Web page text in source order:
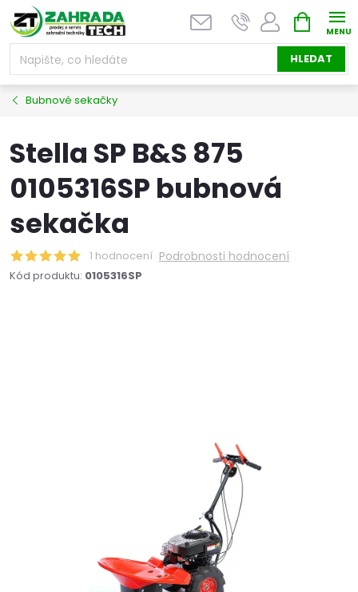
Přejít
na
obsah
HLEDAT
NÁKUPNÍ
KOŠÍK
Bubnové sekačky
Stella SP B&S 875
0105316SP bubnová
sekačka
1 hodnocení Podrobnosti hodnocení
Kód produktu: 0105316SP